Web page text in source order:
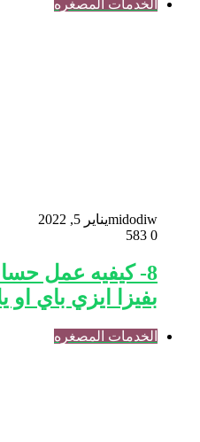
الخدمات المصغره
midodiwيناير 5, 2022
0
8- كيفيه عمل
بفيزا ايزي باي او
الخدمات المصغره